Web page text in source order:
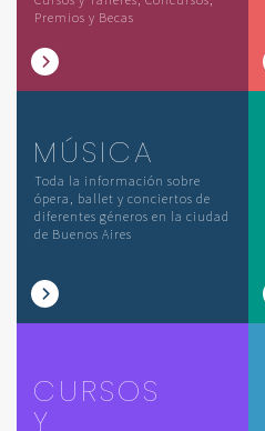
Premios y Becas
MÚSICA
Toda la información sobre
ópera, ballet y conciertos de
diferentes géneros en la ciudad
de Buenos Aires
CURSOS
Y